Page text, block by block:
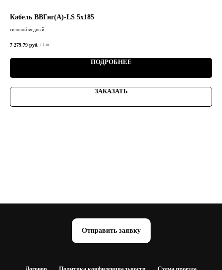
Кабель ВВГнг(А)-LS 5х185
силовой медный
7 279,79 руб. / 1 m
ПОДРОБНЕЕ
ЗАКАЗАТЬ
Отправить заявку